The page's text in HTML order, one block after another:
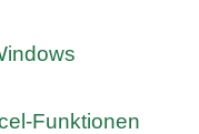
Funktionen